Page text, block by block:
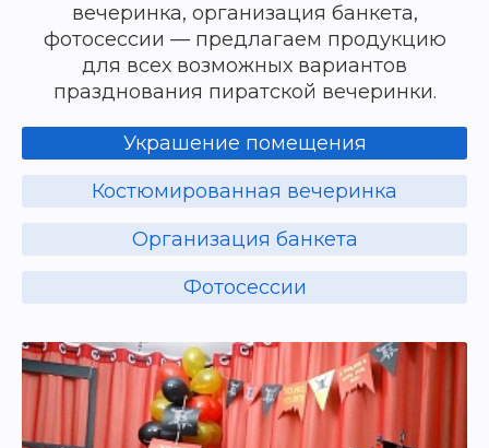
Для этого совсем не обязательно куда-то ехать
или обзаводиться загородной виллой с
бассейном. Существует много идей, как
устроить незабываемую пиратскую пати дома.
Где бы вы не решили устроить такой праздник,
организовывать в больших компаниях и по
особым случаям, а также тщательно готовить
сценарий, конкурсы и костюмы. Украшенные
рыбацкими сетями стены, импровизированная
палуба на полу, главный пират в треуголке и с
попугаем на плече — неотъемлемые атрибуты
костюмированных вечеринок и для детей, и
для взрослых!
вечеринка, организация банкета,
фотосессии — предлагаем продукцию
для всех возможных вариантов
празднования пиратской вечеринки.
Украшение помещения
Костюмированная вечеринка
Организация банкета
Фотосессии